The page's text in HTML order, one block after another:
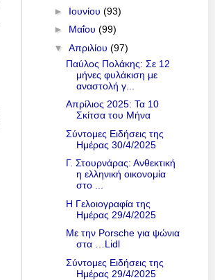
► Ιουνίου (93)
► Μαΐου (99)
▼ Απριλίου (97)
Παύλος Πολάκης: Σε 12
μήνες φυλάκιση με
αναστολή γ...
Απρίλιος 2025: Τα 10
Σκίτσα του Μήνα
Σύντομες Ειδήσεις της
Ημέρας 30/4/2025
Γ. Στουρνάρας: Ανθεκτική
η ελληνική οικονομία
στο ...
Η Γελοιογραφία της
Ημέρας 29/4/2025
Με την Porsche για ψώνια
στα …Lidl
Σύντομες Ειδήσεις της
Ημέρας 29/4/2025